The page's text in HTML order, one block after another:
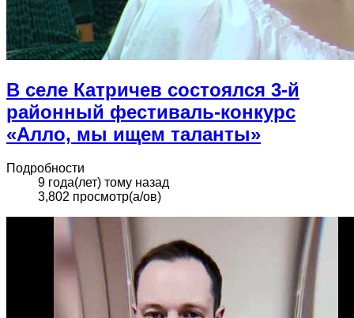
В селе Катричев состоялся 3-й
районный фестиваль-конкурс
«Алло, мы ищем таланты»
Подробности
9 года(лет) тому назад
3,802 просмотр(а/ов)